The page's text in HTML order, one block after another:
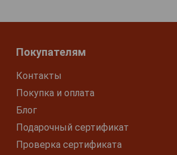
Покупателям
Контакты
Покупка и оплата
Блог
Подарочный сертификат
Проверка сертификата